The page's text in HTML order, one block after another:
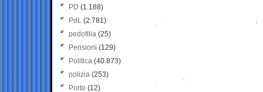
PD (1.188)
PdL (2.781)
pedofilia (25)
Pensioni (129)
Politica (40.873)
polizia (253)
Porto (12)